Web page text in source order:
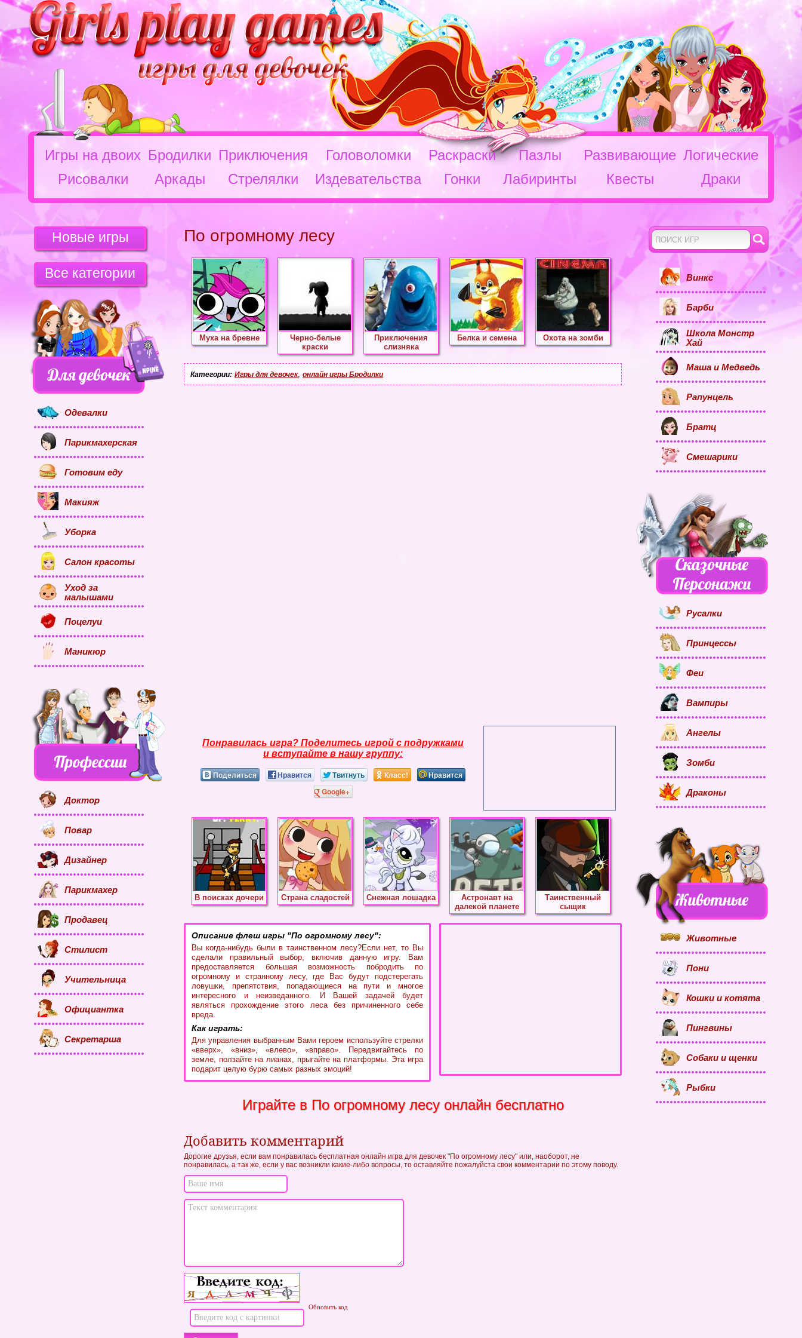
Игры на двоих Бродилки Приключения Головоломки Раскраски Пазлы Развивающие Логические
Рисовалки
Аркады Стрелялки Издевательства Гонки Лабиринты Квесты Драки
По огромному лесу
Муха на бревне
Черно-белые
краски
Приключения
слизняка
Белка и семена Охота на зомби
Категории: Игры для девочек, онлайн игры Бродилки
Понравилась игра? Поделитесь игрой с подружками
и вступайте в нашу группу:
Поделиться Нравится Твитнуть Класс!
Нравится
Google+
В поисках дочери Страна сладостей Снежная лошадка
Астронавт на
далекой планете
Таинственный
сыщик
Описание флеш игры "По огромному лесу":
Вы когда-нибудь были в таинственном лесу?Если нет, то Вы
сделали правильный выбор, включив данную игру. Вам
предоставляется большая возможность побродить по
огромному и странному лесу, где Вас будут подстерегать
ловушки, препятствия, попадающиеся на пути и многое
интересного и неизведанного. И Вашей задачей будет
являться прохождение этого леса без причиненного себе
вреда.
Как играть:
Для управления выбранным Вами героем используйте стрелки
«вверх», «вниз», «влево», «вправо». Передвигайтесь по
земле, ползайте на лианах, прыгайте на платформы. Эта игра
подарит целую бурю самых разных эмоций!
Играйте в По огромному лесу онлайн бесплатно
Добавить комментарий
Дорогие друзья, если вам понравилась бесплатная онлайн игра для девочек "По огромному лесу" или, наоборот, не
понравилась, а так же, если у вас возникли какие-либо вопросы, то оставляйте пожалуйста свои комментарии по этому поводу.
Обновить код
Новые игры
Все категории
Одевалки
Парикмахерская
Готовим еду
Макияж
Уборка
Салон красоты
Уход за
малышами
Поцелуи
Маникюр
Доктор
Повар
Дизайнер
Парикмахер
Продавец
Стилист
Учительница
Официантка
Секретарша
Винкс
Барби
Школа Монстр
Хай
Маша и Медведь
Рапунцель
Братц
Смешарики
Русалки
Принцессы
Феи
Вампиры
Ангелы
Зомби
Драконы
Животные
Пони
Кошки и котята
Пингвины
Собаки и щенки
Рыбки